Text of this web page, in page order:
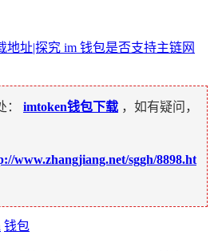
地址|探究 im 钱包是否支持主链网
imtoken钱包下载 ，如有疑问，
www.zhangjiang.net/sggh/8898.ht
钱包